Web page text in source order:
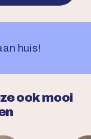
huis!
ook mooi